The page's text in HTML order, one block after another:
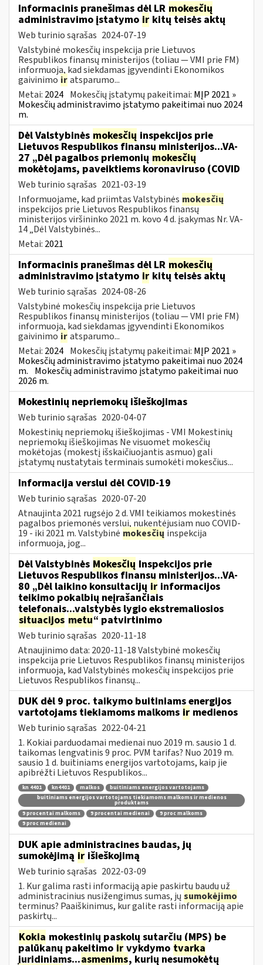
Informacinis pranešimas dėl LR mokesčių
administravimo įstatymo ir kitų teisės aktų
Web turinio sąrašas 2024-07-19
Valstybinė mokesčių inspekcija prie Lietuvos
Respublikos finansų ministerijos (toliau — VMI prie FM)
informuoja, kad siekdamas įgyvendinti Ekonomikos
gaivinimo iratsparumo...
Metai: 2024 Mokesčių įstatymų pakeitimai: MĮP 2021 »
Mokesčių administravimo įstatymo pakeitimai nuo 2024
m.
Dėl Valstybinės mokesčių inspekcijos prie
Lietuvos Respublikos finansų ministerijos...VA-
27 „Dėl pagalbos priemonių mokesčių
mokėtojams, paveiktiems koronaviruso (COVID
Web turinio sąrašas 2021-03-19
Informuojame, kad priimtas Valstybinės mokesčių
inspekcijos prie Lietuvos Respublikos finansų
ministerijos viršininko 2021 m. kovo 4 d. įsakymas Nr. VA-
14 „Dėl Valstybinės...
Metai: 2021
Informacinis pranešimas dėl LR mokesčių
administravimo įstatymo ir kitų teisės aktų
Web turinio sąrašas 2024-08-26
Valstybinė mokesčių inspekcija prie Lietuvos
Respublikos finansų ministerijos (toliau — VMI prie FM)
informuoja, kad siekdamas įgyvendinti Ekonomikos
gaivinimo iratsparumo...
Metai: 2024 Mokesčių įstatymų pakeitimai: MĮP 2021 »
Mokesčių administravimo įstatymo pakeitimai nuo 2024
m. Mokesčių administravimo įstatymo pakeitimai nuo
2026 m.
Mokestinių nepriemokų išieškojimas
Web turinio sąrašas 2020-04-07
Mokestinių nepriemokų išieškojimas - VMI Mokestinių
nepriemokų išieškojimas Ne visuomet mokesčių
mokėtojas (mokestį išskaičiuojantis asmuo) gali
įstatymų nustatytais terminais sumokėti mokesčius...
Informacija verslui dėl COVID-19
Web turinio sąrašas 2020-07-20
Atnaujinta 2021 rugsėjo 2 d. VMI teikiamos mokestinės
pagalbos priemonės verslui, nukentėjusiam nuo COVID-
19 - iki 2021 m. Valstybinė mokesčių inspekcija
informuoja, jog...
Dėl Valstybinės Mokesčių Inspekcijos prie
Lietuvos Respublikos finansų ministerijos...VA-
80 „Dėl laikino konsultacijų ir informacijos
teikimo pokalbių neįrašančiais
telefonais...valstybės lygio ekstremaliosios
situacijos metu“ patvirtinimo
Web turinio sąrašas 2020-11-18
Atnaujinimo data: 2020-11-18 Valstybinė mokesčių
inspekcija prie Lietuvos Respublikos finansų ministerijos
informuoja, kad Valstybinės mokesčių inspekcijos prie
Lietuvos Respublikos finansų...
DUK dėl 9 proc. taikymo buitiniams energijos
vartotojams tiekiamoms malkoms ir medienos
Web turinio sąrašas 2022-04-21
1. Kokiai parduodamai medienai nuo 2019 m. sausio 1 d.
taikomas lengvatinis 9 proc. PVM tarifas? Nuo 2019 m.
sausio 1 d. buitiniams energijos vartotojams, kaip jie
apibrėžti Lietuvos Respublikos...
kn 4401 kn4401 malkos
buitiniams energijos vartotojams
buitiniams energijos vartotojams tiekiamoms malkoms ir medienos
produktams
9 procentai malkoms
9 procentai medienai
9 proc malkoms
9 proc medienai
DUK apie administracines baudas, jų
sumokėjimą ir išieškojimą
Web turinio sąrašas 2022-03-09
1. Kur galima rasti informaciją apie paskirtų baudų už
administracinius nusižengimus sumas, jų sumokėjimo
terminus? Paaiškinimus, kur galite rasti informaciją apie
paskirtų...
Kokia mokestinių paskolų sutarčių (MPS) be
palūkanų pakeitimo ir vykdymo tvarka
juridiniams...asmenims, kurių nesumokėtų